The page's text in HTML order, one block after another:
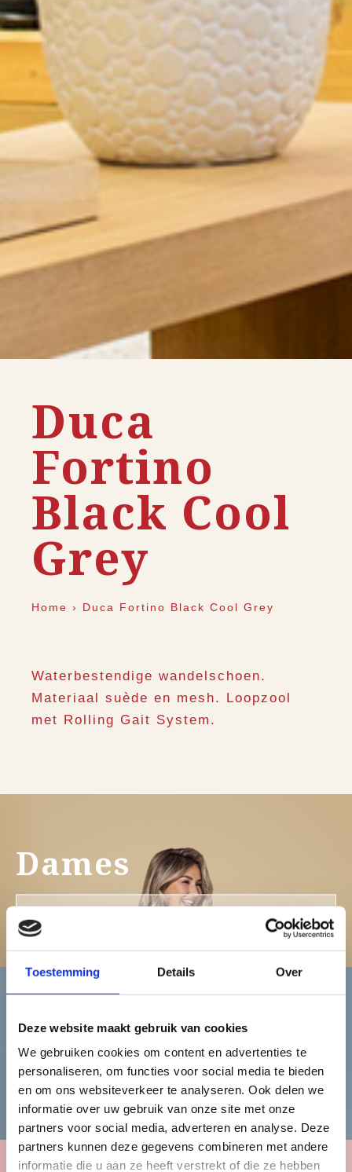
Toestemming Details Over
Deze website maakt gebruik van cookies
We gebruiken cookies om content en advertenties te
personaliseren, om functies voor social media te bieden
en om ons websiteverkeer te analyseren. Ook delen we
informatie over uw gebruik van onze site met onze
partners voor social media, adverteren en analyse. Deze
partners kunnen deze gegevens combineren met andere
informatie die u aan ze heeft verstrekt of die ze hebben
Duca
Fortino
Black Cool
Grey
Home › Duca Fortino Black Cool Grey
Waterbestendige wandelschoen.
Materiaal suède en mesh. Loopzool
met Rolling Gait System.
Dames
Bekijk de damescollectie
Heren
Bekijk de herencollectie